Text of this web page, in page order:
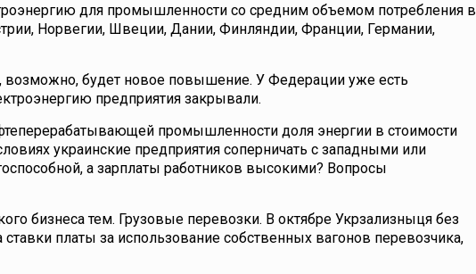
для промышленности со средним объемом потребления в
Норвегии, Швеции, Дании, Финляндии, Франции, Германии,
возможно, будет новое повышение. У Федерации уже есть
предприятия закрывали.
промышленности доля энергии в стоимости
украинские предприятия соперничать с западными или
а зарплаты работников высокими? Вопросы
бизнеса тем. Грузовые перевозки. В октябре Укрзализныця без
платы за использование собственных вагонов перевозчика,